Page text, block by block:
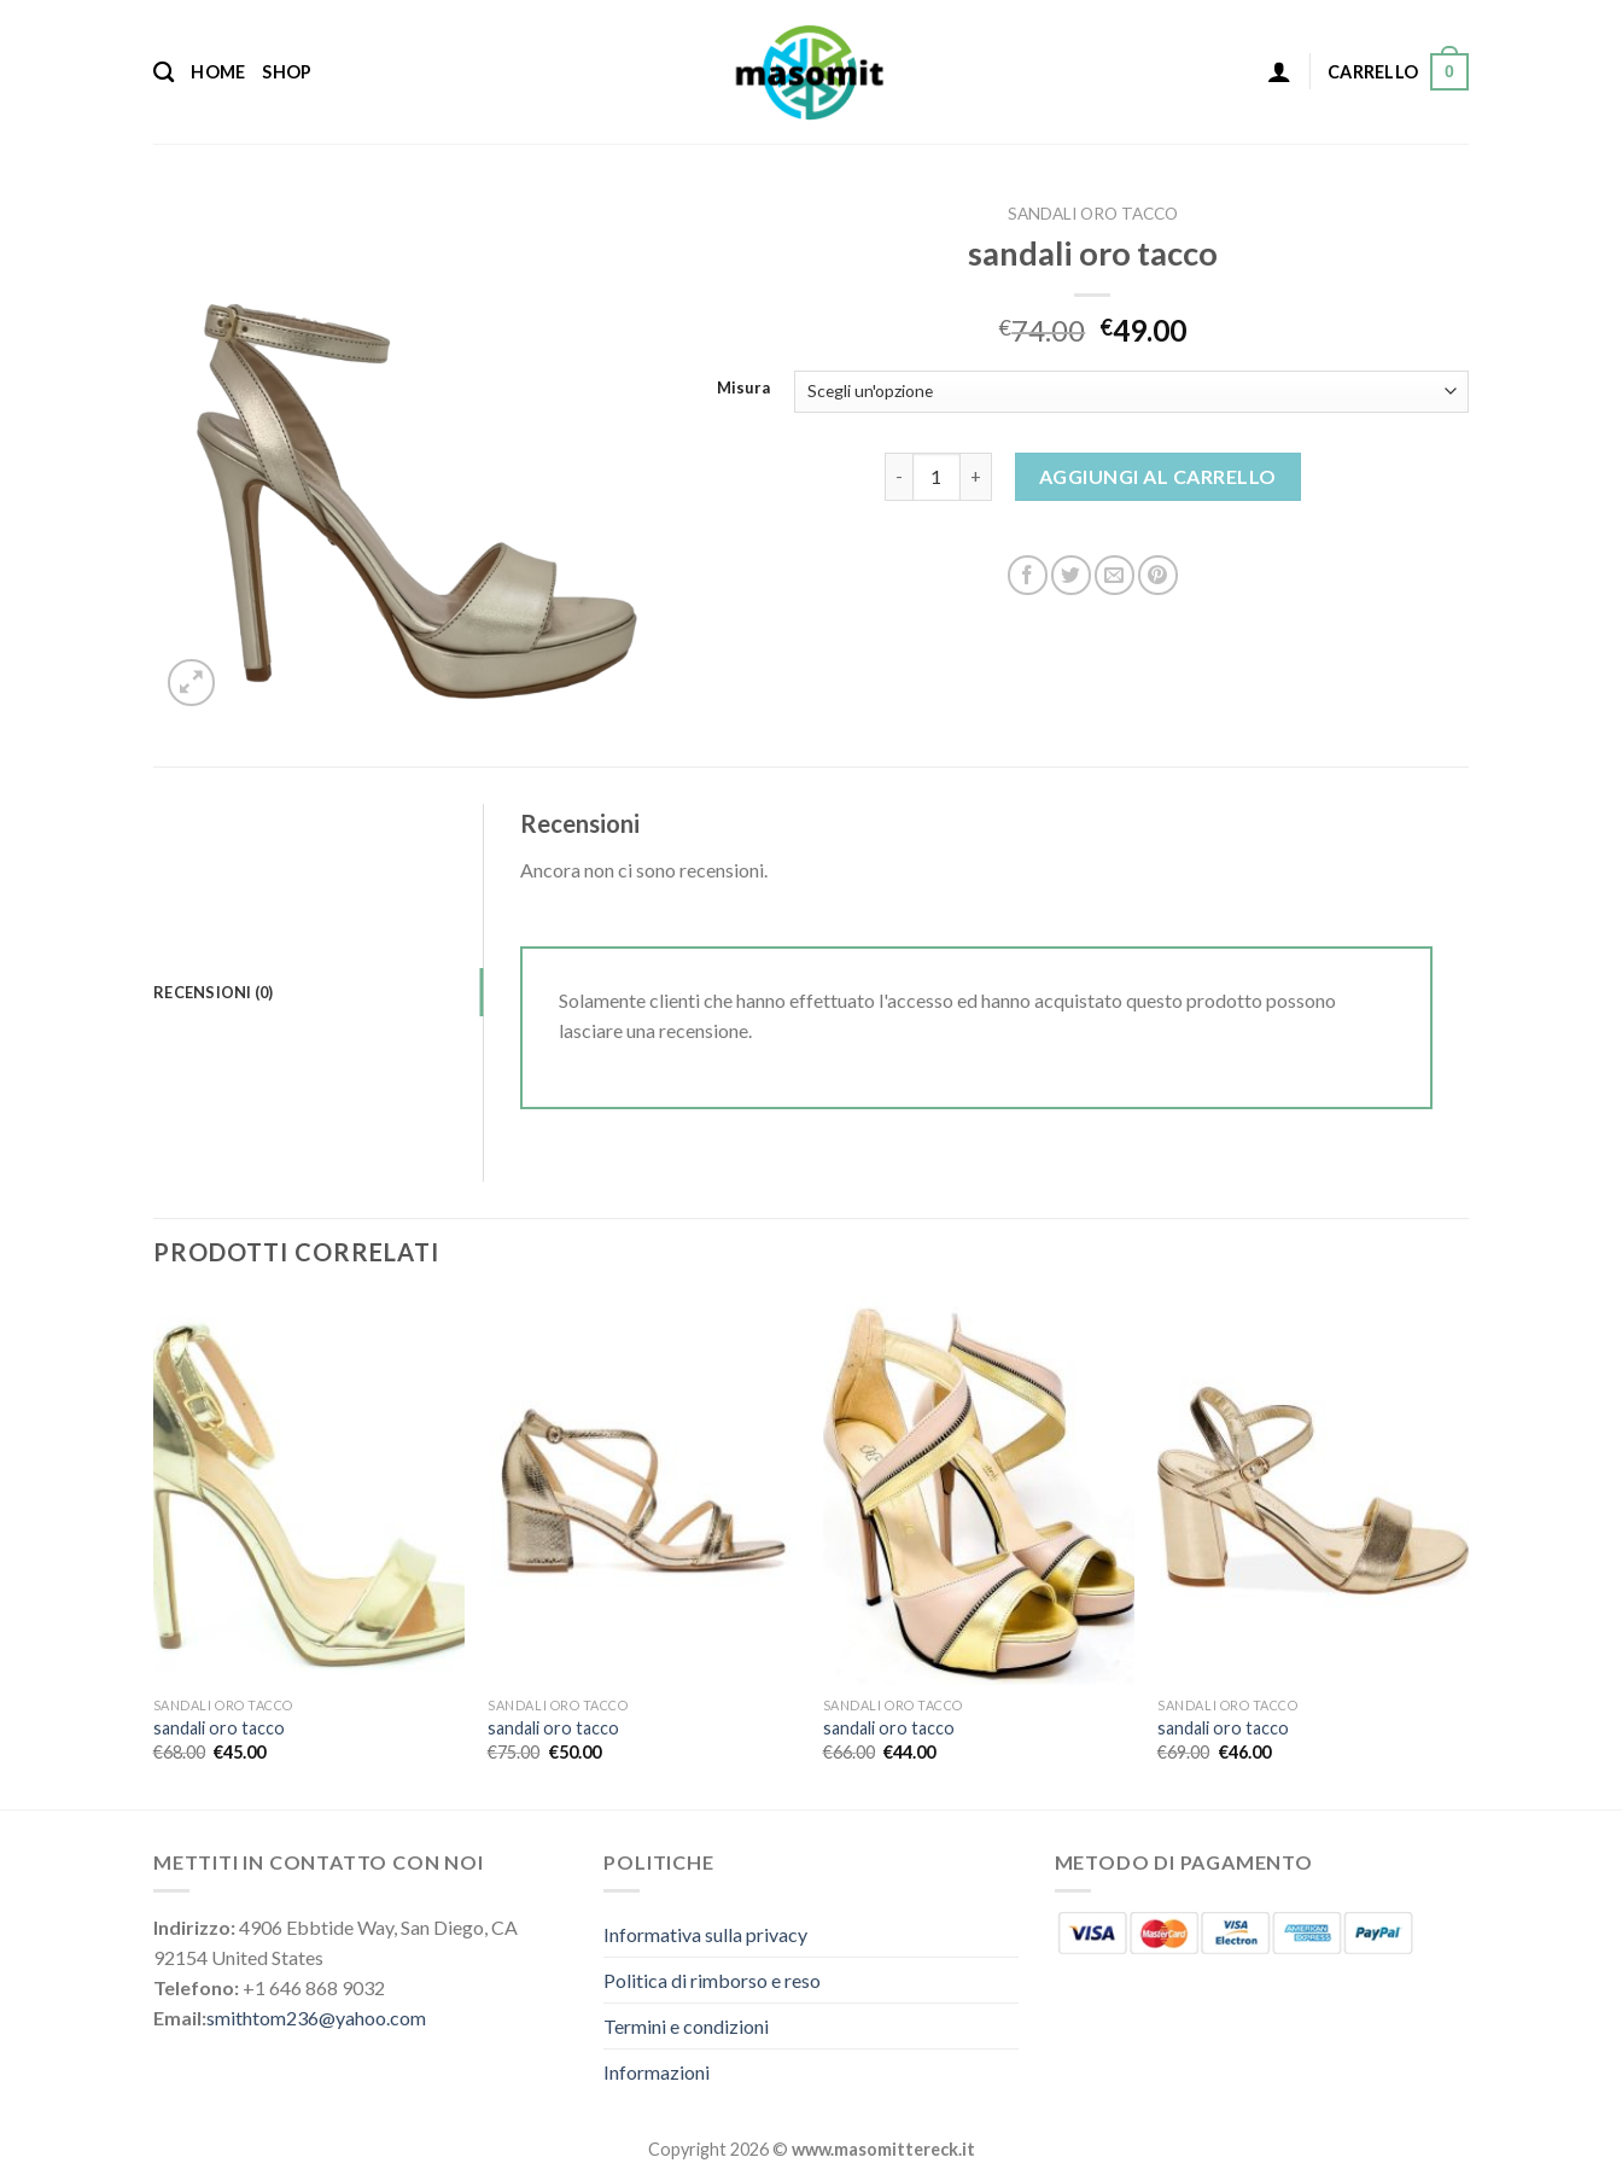
HOME SHOP CARRELLO 0
SANDALI ORO TACCO
sandali oro tacco
€74.00 €49.00
Misura
AGGIUNGI AL CARRELLO
RECENSIONI (0)
Recensioni
Ancora non ci sono recensioni.
Solamente clienti che hanno effettuato l'accesso ed hanno acquistato questo prodotto possono
lasciare una recensione.
PRODOTTI CORRELATI
SANDALI ORO TACCO
sandali oro tacco
€68.00 €45.00
SANDALI ORO TACCO
sandali oro tacco
€75.00 €50.00
SANDALI ORO TACCO
sandali oro tacco
€66.00 €44.00
SANDALI ORO TACCO
sandali oro tacco
€69.00 €46.00
METTITI IN CONTATTO CON NOI
Indirizzo:4906 Ebbtide Way, San Diego, CA
92154 United States
Telefono: +1 646 868 9032
Email:smithtom236@yahoo.com
POLITICHE
Informativa sulla privacy
Politica di rimborso e reso
Termini e condizioni
Informazioni
METODO DI PAGAMENTO
Copyright 2026 © www.masomittereck.it